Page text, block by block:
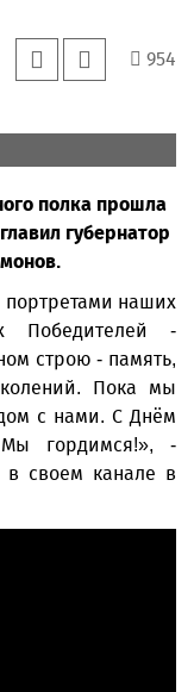
954
полка прошла
губернатор
портретами наших
Победителей -
строю - память,
Пока мы
с нами. С Днём
гордимся!», -
в своем канале в